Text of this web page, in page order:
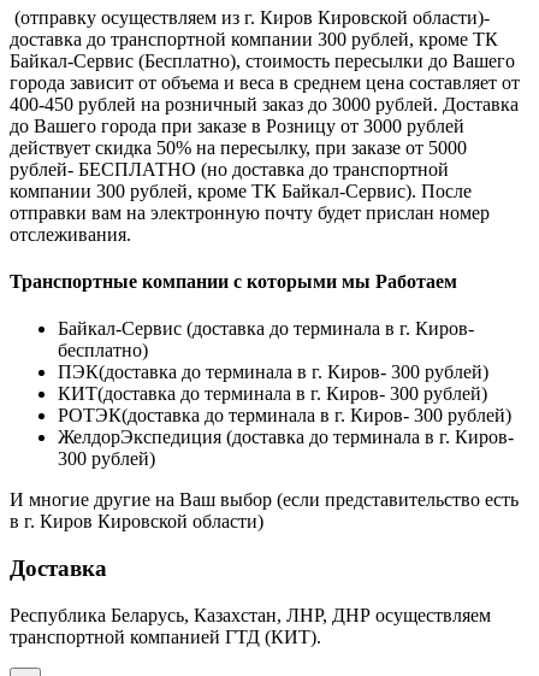
(отправку осуществляем из г. Киров Кировской области)-
доставка до транспортной компании 300 рублей, кроме ТК
Байкал-Сервис (Бесплатно), стоимость пересылки до Вашего
города зависит от объема и веса в среднем цена составляет от
400-450 рублей на розничный заказ до 3000 рублей. Доставка
до Вашего города при заказе в Розницу от 3000 рублей
действует скидка 50% на пересылку, при заказе от 5000
рублей- БЕСПЛАТНО (но доставка до транспортной
компании 300 рублей, кроме ТК Байкал-Сервис). После
отправки вам на электронную почту будет прислан номер
отслеживания.
Транспортные компании с которыми мы Работаем
Байкал-Сервис (доставка до терминала в г. Киров-
бесплатно)
ПЭК(доставка до терминала в г. Киров- 300 рублей)
КИТ(доставка до терминала в г. Киров- 300 рублей)
РОТЭК(доставка до терминала в г. Киров- 300 рублей)
ЖелдорЭкспедиция (доставка до терминала в г. Киров-
300 рублей)
И многие другие на Ваш выбор (если представительство есть
в г. Киров Кировской области)
Доставка
Республика Беларусь, Казахстан, ЛНР, ДНР осуществляем
транспортной компанией ГТД (КИТ).